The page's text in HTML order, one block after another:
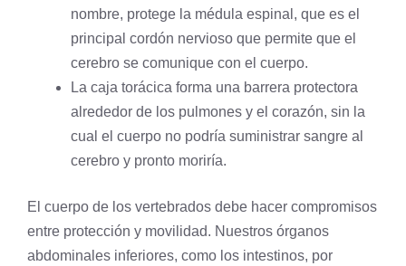
nombre, protege la médula espinal, que es el
principal cordón nervioso que permite que el
cerebro se comunique con el cuerpo.
La caja torácica forma una barrera protectora
alrededor de los pulmones y el corazón, sin la
cual el cuerpo no podría suministrar sangre al
cerebro y pronto moriría.
El cuerpo de los vertebrados debe hacer compromisos
entre protección y movilidad. Nuestros órganos
abdominales inferiores, como los intestinos, por